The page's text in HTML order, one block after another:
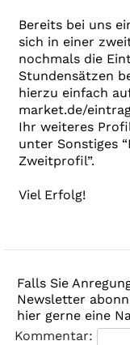
Bereits bei uns
sich in einer
nochmals die
Stundensätzen
hierzu einfach
market.de/
Ihr weiteres
unter Sonstiges
Zweitprofil”.
Viel Erfolg!
Falls Sie
Newsletter
hier gerne eine
Kommentar: